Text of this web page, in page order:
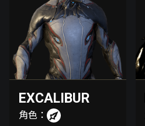
EXCALIBUR
角色：